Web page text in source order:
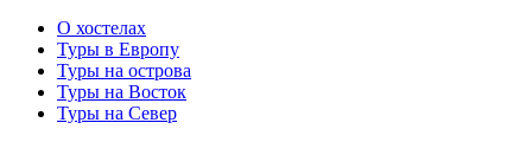
О хостелах
Туры в Европу
Туры на острова
Туры на Восток
Туры на Север